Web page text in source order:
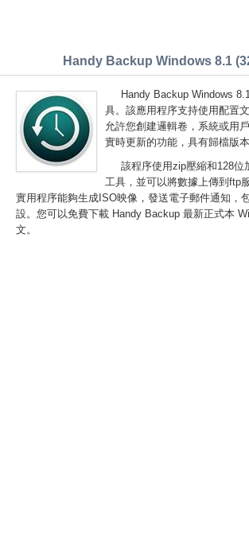
Handy Backup Windows 8.1
Handy Backup Windows
具。該應用程序支持使用配置
允許您創建邏輯卷，系統或用
實時更新的功能，具有歸檔版本
該程序使用zip壓縮和128位
工具，並可以將數據上傳到ftp
實用程序能夠生成ISO映像，發送電子郵件通知，
設。您可以免費下載 Handy Backup 最新正式本
文。